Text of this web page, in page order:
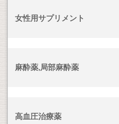
女性用サプリメント
麻酔薬,局部麻酔薬
高血圧治療薬